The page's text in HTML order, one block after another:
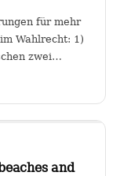
für mehr
Wahlrecht: 1)
zwei
and